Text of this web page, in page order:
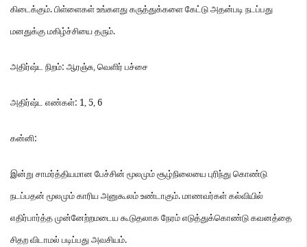
கிடைக்கும். பிள்ளைகள் உங்களது கருத்துக்களை கேட்டு அதன்படி நடப்பது
மனதுக்கு மகிழ்ச்சியை தரும்.
அதிர்ஷ்ட நிறம்: ஆரஞ்சு, வெளிர் பச்சை
அதிர்ஷ்ட எண்கள்: 1, 5, 6
கன்னி:
இன்று சாமர்த்தியமான பேச்சின் மூலமும் சூழ்நிலையை புரிந்து கொண்டு
நடப்பதன் மூலமும் காரிய அனுகூலம் உண்டாகும். மாணவர்கள் கல்வியில்
எதிர்பார்த்த முன்னேற்றமடைய கூடுதலாக நேரம் எடுத்துக்கொண்டு கவனத்தை
சிதற விடாமல் படிப்பது அவசியம்.